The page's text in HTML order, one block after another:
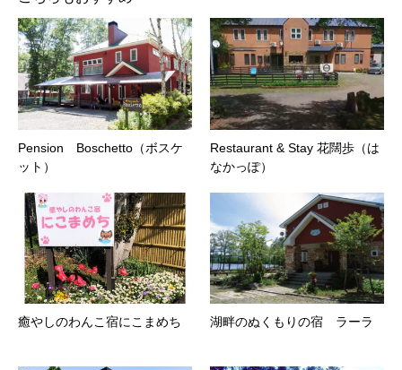
Pension Boschetto（ボスケ
ット）
Restaurant & Stay 花闊歩（は
なかっぽ）
癒やしのわんこ宿にこまめち 湖畔のぬくもりの宿 ラーラ